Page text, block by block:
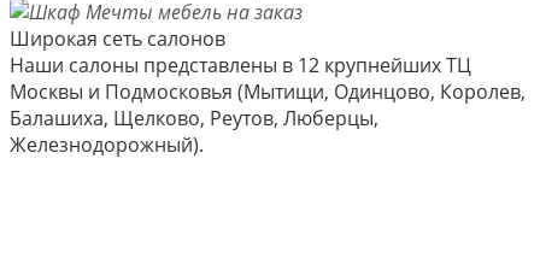
Широкая сеть салонов
Наши салоны представлены в 12 крупнейших ТЦ
Москвы и Подмосковья (Мытищи, Одинцово, Королев,
Балашиха, Щелково, Реутов, Люберцы,
Железнодорожный).